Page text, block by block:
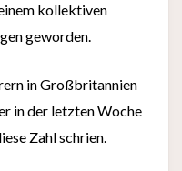
kollektiven
geworden.
in Großbritannien
in der letzten Woche
Zahl schrien.